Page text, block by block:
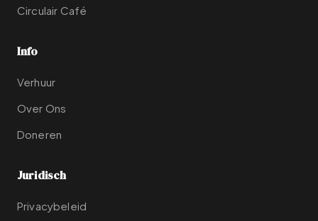
Circulair Café
Info
Verhuur
Over Ons
Doneren
Juridisch
Privacybeleid